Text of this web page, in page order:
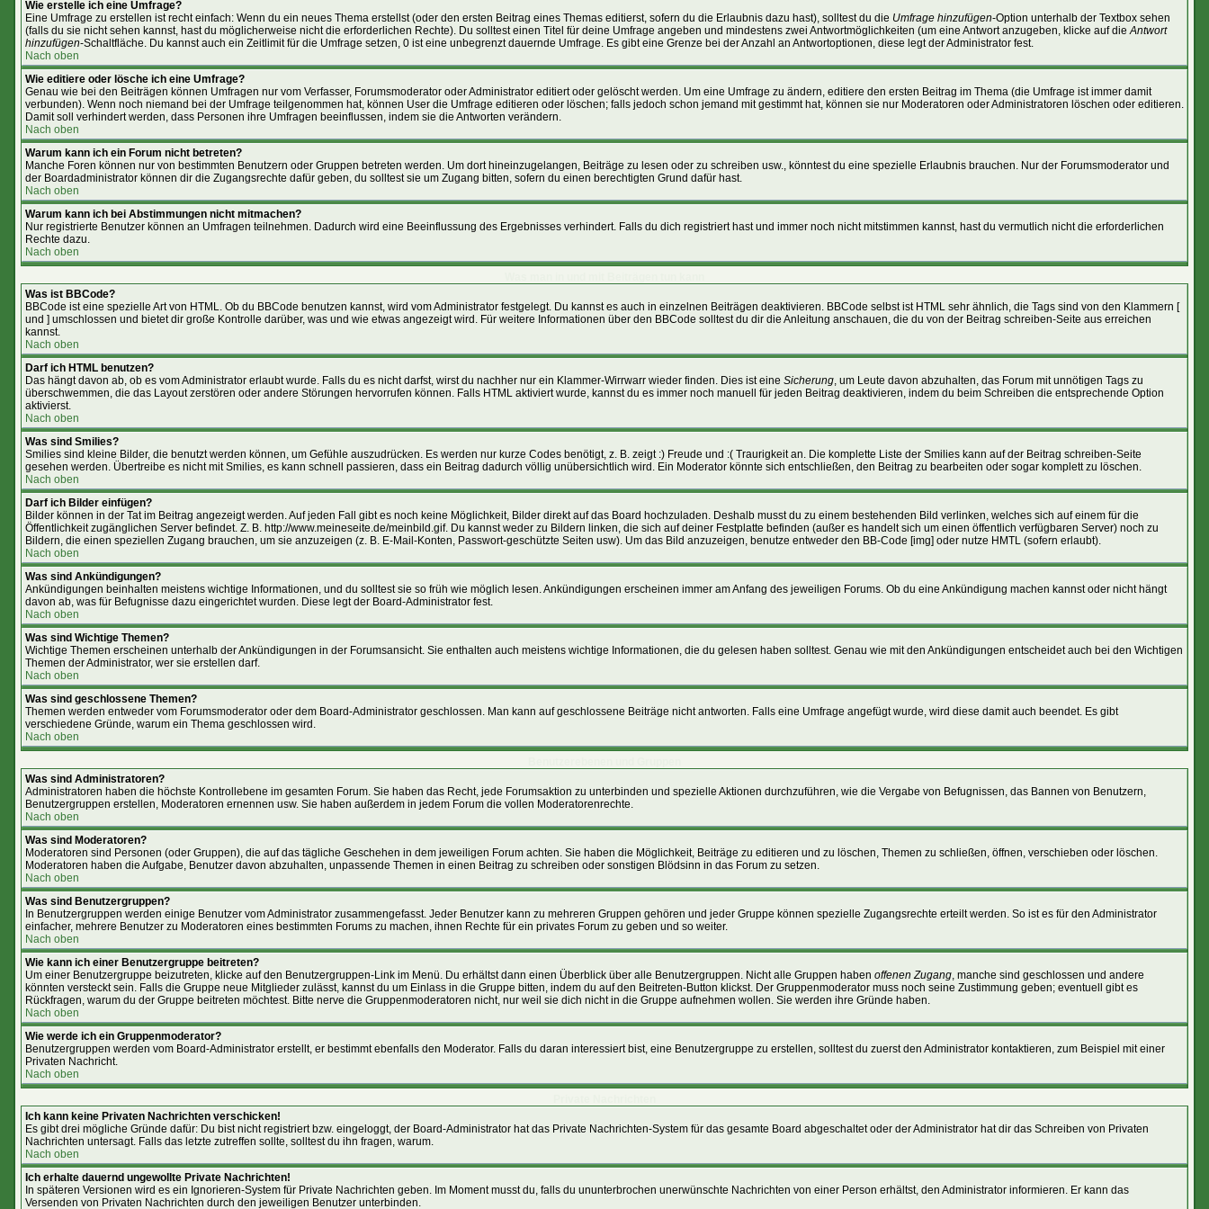
Wie erstelle ich eine Umfrage?
Eine Umfrage zu erstellen ist recht einfach: Wenn du ein neues Thema erstellst (oder den ersten Beitrag eines Themas editierst, sofern du die Erlaubnis dazu hast), solltest du die Umfrage hinzufügen-Option unterhalb der Textbox sehen
(falls du sie nicht sehen kannst, hast du möglicherweise nicht die erforderlichen Rechte). Du solltest einen Titel für deine Umfrage angeben und mindestens zwei Antwortmöglichkeiten (um eine Antwort anzugeben, klicke auf dieAntwort
hinzufügen-Schaltfläche. Du kannst auch ein Zeitlimit für die Umfrage setzen, 0 ist eine unbegrenzt dauernde Umfrage. Es gibt eine Grenze bei der Anzahl an Antwortoptionen, diese legt der Administrator fest.
Nach oben
Wie editiere oder lösche ich eine Umfrage?
Genau wie bei den Beiträgen können Umfragen nur vom Verfasser, Forumsmoderator oder Administrator editiert oder gelöscht werden. Um eine Umfrage zu ändern, editiere den ersten Beitrag im Thema (die Umfrage ist immer damit
verbunden). Wenn noch niemand bei der Umfrage teilgenommen hat, können User die Umfrage editieren oder löschen; falls jedoch schon jemand mit gestimmt hat, können sie nur Moderatoren oder Administratoren löschen oder editieren.
Damit soll verhindert werden, dass Personen ihre Umfragen beeinflussen, indem sie die Antworten verändern.
Nach oben
Warum kann ich ein Forum nicht betreten?
Manche Foren können nur von bestimmten Benutzern oder Gruppen betreten werden. Um dort hineinzugelangen, Beiträge zu lesen oder zu schreiben usw., könntest du eine spezielle Erlaubnis brauchen. Nur der Forumsmoderator und
der Boardadministrator können dir die Zugangsrechte dafür geben, du solltest sie um Zugang bitten, sofern du einen berechtigten Grund dafür hast.
Nach oben
Warum kann ich bei Abstimmungen nicht mitmachen?
Nur registrierte Benutzer können an Umfragen teilnehmen. Dadurch wird eine Beeinflussung des Ergebnisses verhindert. Falls du dich registriert hast und immer noch nicht mitstimmen kannst, hast du vermutlich nicht die erforderlichen
Rechte dazu.
Nach oben
Was ist BBCode?
BBCode ist eine spezielle Art von HTML. Ob du BBCode benutzen kannst, wird vom Administrator festgelegt. Du kannst es auch in einzelnen Beiträgen deaktivieren. BBCode selbst ist HTML sehr ähnlich, die Tags sind von den Klammern [
und ] umschlossen und bietet dir große Kontrolle darüber, was und wie etwas angezeigt wird. Für weitere Informationen über den BBCode solltest du dir die Anleitung anschauen, die du von der Beitrag schreiben-Seite aus erreichen
kannst.
Nach oben
Darf ich HTML benutzen?
Das hängt davon ab, ob es vom Administrator erlaubt wurde. Falls du es nicht darfst, wirst du nachher nur ein Klammer-Wirrwarr wieder finden. Dies ist eine Sicherung, um Leute davon abzuhalten, das Forum mit unnötigen Tags zu
überschwemmen, die das Layout zerstören oder andere Störungen hervorrufen können. Falls HTML aktiviert wurde, kannst du es immer noch manuell für jeden Beitrag deaktivieren, indem du beim Schreiben die entsprechende Option
aktivierst.
Nach oben
Was sind Smilies?
Smilies sind kleine Bilder, die benutzt werden können, um Gefühle auszudrücken. Es werden nur kurze Codes benötigt, z. B. zeigt :) Freude und :( Traurigkeit an. Die komplette Liste der Smilies kann auf der Beitrag schreiben-Seite
gesehen werden. Übertreibe es nicht mit Smilies, es kann schnell passieren, dass ein Beitrag dadurch völlig unübersichtlich wird. Ein Moderator könnte sich entschließen, den Beitrag zu bearbeiten oder sogar komplett zu löschen.
Nach oben
Darf ich Bilder einfügen?
Bilder können in der Tat im Beitrag angezeigt werden. Auf jeden Fall gibt es noch keine Möglichkeit, Bilder direkt auf das Board hochzuladen. Deshalb musst du zu einem bestehenden Bild verlinken, welches sich auf einem für die
Öffentlichkeit zugänglichen Server befindet. Z. B. http://www.meineseite.de/meinbild.gif. Du kannst weder zu Bildern linken, die sich auf deiner Festplatte befinden (außer es handelt sich um einen öffentlich verfügbaren Server) noch zu
Bildern, die einen speziellen Zugang brauchen, um sie anzuzeigen (z. B. E-Mail-Konten, Passwort-geschützte Seiten usw). Um das Bild anzuzeigen, benutze entweder den BB-Code [img] oder nutze HMTL (sofern erlaubt).
Nach oben
Was sind Ankündigungen?
Ankündigungen beinhalten meistens wichtige Informationen, und du solltest sie so früh wie möglich lesen. Ankündigungen erscheinen immer am Anfang des jeweiligen Forums. Ob du eine Ankündigung machen kannst oder nicht hängt
davon ab, was für Befugnisse dazu eingerichtet wurden. Diese legt der Board-Administrator fest.
Nach oben
Was sind Wichtige Themen?
Wichtige Themen erscheinen unterhalb der Ankündigungen in der Forumsansicht. Sie enthalten auch meistens wichtige Informationen, die du gelesen haben solltest. Genau wie mit den Ankündigungen entscheidet auch bei den Wichtigen
Themen der Administrator, wer sie erstellen darf.
Nach oben
Was sind geschlossene Themen?
Themen werden entweder vom Forumsmoderator oder dem Board-Administrator geschlossen. Man kann auf geschlossene Beiträge nicht antworten. Falls eine Umfrage angefügt wurde, wird diese damit auch beendet. Es gibt
verschiedene Gründe, warum ein Thema geschlossen wird.
Nach oben
Was sind Administratoren?
Administratoren haben die höchste Kontrollebene im gesamten Forum. Sie haben das Recht, jede Forumsaktion zu unterbinden und spezielle Aktionen durchzuführen, wie die Vergabe von Befugnissen, das Bannen von Benutzern,
Benutzergruppen erstellen, Moderatoren ernennen usw. Sie haben außerdem in jedem Forum die vollen Moderatorenrechte.
Nach oben
Was sind Moderatoren?
Moderatoren sind Personen (oder Gruppen), die auf das tägliche Geschehen in dem jeweiligen Forum achten. Sie haben die Möglichkeit, Beiträge zu editieren und zu löschen, Themen zu schließen, öffnen, verschieben oder löschen.
Moderatoren haben die Aufgabe, Benutzer davon abzuhalten, unpassende Themen in einen Beitrag zu schreiben oder sonstigen Blödsinn in das Forum zu setzen.
Nach oben
Was sind Benutzergruppen?
In Benutzergruppen werden einige Benutzer vom Administrator zusammengefasst. Jeder Benutzer kann zu mehreren Gruppen gehören und jeder Gruppe können spezielle Zugangsrechte erteilt werden. So ist es für den Administrator
einfacher, mehrere Benutzer zu Moderatoren eines bestimmten Forums zu machen, ihnen Rechte für ein privates Forum zu geben und so weiter.
Nach oben
Wie kann ich einer Benutzergruppe beitreten?
Um einer Benutzergruppe beizutreten, klicke auf den Benutzergruppen-Link im Menü. Du erhältst dann einen Überblick über alle Benutzergruppen. Nicht alle Gruppen haben offenen Zugang, manche sind geschlossen und andere
könnten versteckt sein. Falls die Gruppe neue Mitglieder zulässt, kannst du um Einlass in die Gruppe bitten, indem du auf den Beitreten-Button klickst. Der Gruppenmoderator muss noch seine Zustimmung geben; eventuell gibt es
Rückfragen, warum du der Gruppe beitreten möchtest. Bitte nerve die Gruppenmoderatoren nicht, nur weil sie dich nicht in die Gruppe aufnehmen wollen. Sie werden ihre Gründe haben.
Nach oben
Wie werde ich ein Gruppenmoderator?
Benutzergruppen werden vom Board-Administrator erstellt, er bestimmt ebenfalls den Moderator. Falls du daran interessiert bist, eine Benutzergruppe zu erstellen, solltest du zuerst den Administrator kontaktieren, zum Beispiel mit einer
Privaten Nachricht.
Nach oben
Ich kann keine Privaten Nachrichten verschicken!
Es gibt drei mögliche Gründe dafür: Du bist nicht registriert bzw. eingeloggt, der Board-Administrator hat das Private Nachrichten-System für das gesamte Board abgeschaltet oder der Administrator hat dir das Schreiben von Privaten
Nachrichten untersagt. Falls das letzte zutreffen sollte, solltest du ihn fragen, warum.
Nach oben
Ich erhalte dauernd ungewollte Private Nachrichten!
In späteren Versionen wird es ein Ignorieren-System für Private Nachrichten geben. Im Moment musst du, falls du ununterbrochen unerwünschte Nachrichten von einer Person erhältst, den Administrator informieren. Er kann das
Versenden von Privaten Nachrichten durch den jeweiligen Benutzer unterbinden.